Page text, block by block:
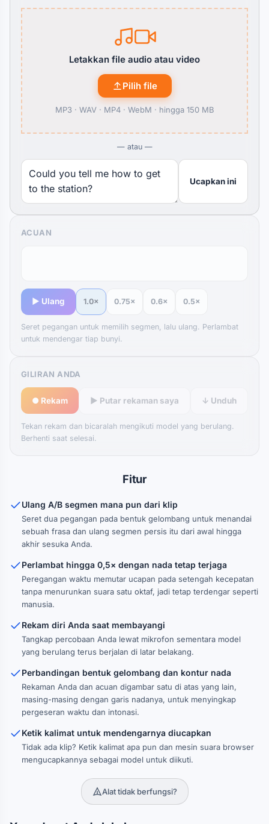
Letakkan file audio atau video
Pilih file
MP3 · WAV · MP4 · WebM · hingga 150 MB
— atau —
Ucapkan ini
ACUAN
▶ Ulang 1.0× 0.75× 0.6× 0.5×
Seret pegangan untuk memilih segmen, lalu ulang. Perlambat
untuk mendengar tiap bunyi.
GILIRAN ANDA
● Rekam ▶ Putar rekaman saya ↓ Unduh
Tekan rekam dan bicaralah mengikuti model yang berulang.
Berhenti saat selesai.
Fitur
Ulang A/B segmen mana pun dari klip
Seret dua pegangan pada bentuk gelombang untuk menandai
sebuah frasa dan ulang segmen persis itu dari awal hingga
akhir sesuka Anda.
Perlambat hingga 0,5× dengan nada tetap terjaga
Peregangan waktu memutar ucapan pada setengah kecepatan
tanpa menurunkan suara satu oktaf, jadi tetap terdengar seperti
manusia.
Rekam diri Anda saat membayangi
Tangkap percobaan Anda lewat mikrofon sementara model
yang berulang terus berjalan di latar belakang.
Perbandingan bentuk gelombang dan kontur nada
Rekaman Anda dan acuan digambar satu di atas yang lain,
masing-masing dengan garis nadanya, untuk menyingkap
pergeseran waktu dan intonasi.
Ketik kalimat untuk mendengarnya diucapkan
Tidak ada klip? Ketik kalimat apa pun dan mesin suara browser
mengucapkannya sebagai model untuk diikuti.
Alat tidak berfungsi?